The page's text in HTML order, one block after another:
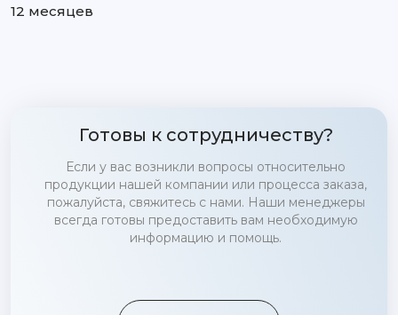
12 месяцев
Готовы к сотрудничеству?
Если у вас возникли вопросы относительно
продукции нашей компании или процесса заказа,
пожалуйста, свяжитесь с нами. Наши менеджеры
всегда готовы предоставить вам необходимую
информацию и помощь.